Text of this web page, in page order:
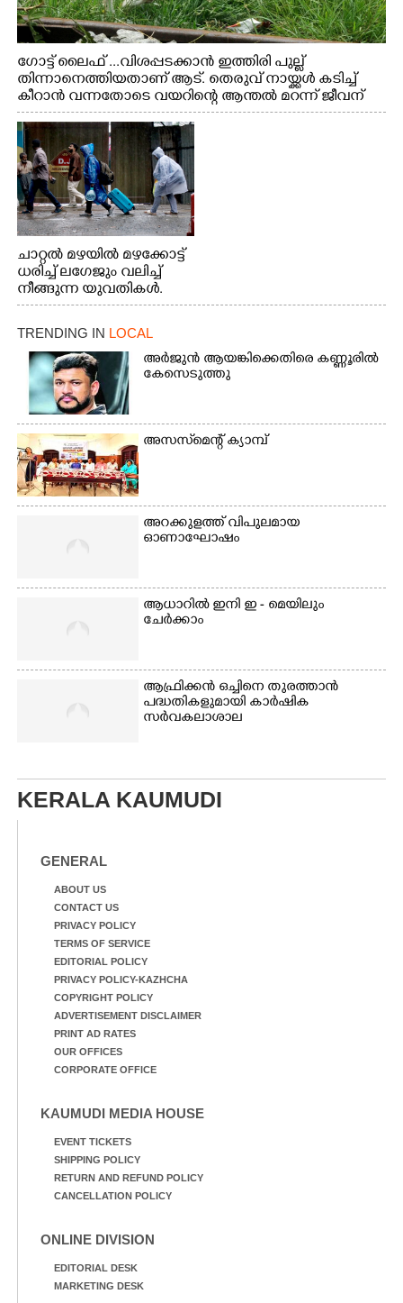
ഗോട്ട് ലൈഫ് ...വിശപ്പടക്കാൻ ഇത്തിരി പുല്ല്
തിന്നാനെത്തിയതാണ് ആട്. തെരുവ് നായ്ക്കൾ കടിച്ച്
കീറാൻ വന്നതോടെ വയറിന്റെ ആന്തൽ മറന്ന് ജീവന്
വേണ്ടിയായി ഓട്ടം. എറണാകുളം വാത്തുരുത്തിയിൽ
നിന്നുള്ള കാഴ്ച
ചാറ്റൽ മഴയിൽ മഴക്കോട്ട്
ധരിച്ച് ലഗേജും വലിച്ച്
നീങ്ങുന്ന യുവതികൾ.
എറണാകുളം മേനകയിൽ
നിന്നുള്ള കാഴ്ച
TRENDING IN LOCAL
അർജുൻ ആയങ്കിക്കെതിരെ കണ്ണൂരിൽ
കേസെടുത്തു
അസസ്‌മെന്റ് ക്യാമ്പ്
അറക്കുളത്ത് വിപുലമായ
ഓണാഘോഷം
ആധാറിൽ ഇനി ഇ - മെയിലും
ചേർക്കാം
ആഫ്രിക്കൻ ഒച്ചിനെ തുരത്താൻ
പദ്ധതികളുമായി കാർഷിക
സർവകലാശാല
KERALA KAUMUDI
GENERAL
ABOUT US
CONTACT US
PRIVACY POLICY
TERMS OF SERVICE
EDITORIAL POLICY
PRIVACY POLICY-KAZHCHA
COPYRIGHT POLICY
ADVERTISEMENT DISCLAIMER
PRINT AD RATES
OUR OFFICES
CORPORATE OFFICE
KAUMUDI MEDIA HOUSE
EVENT TICKETS
SHIPPING POLICY
RETURN AND REFUND POLICY
CANCELLATION POLICY
ONLINE DIVISION
EDITORIAL DESK
MARKETING DESK